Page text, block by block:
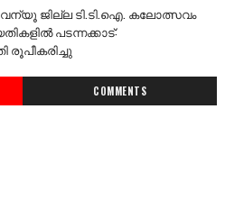
ജില്ല ടി.ടി.ഐ. കലോത്സവം
പടന്നക്കാട്:
രൂപീകരിച്ചു
COMMENTS